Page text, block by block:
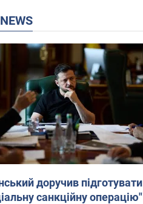
NEWS
доручив підготувати
санкційну операцію"